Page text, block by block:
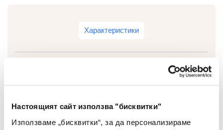
Настоящият сайт използва "бисквитки"
Използваме „бисквитки“, за да персонализираме
Характеристики
Тип Ластик
Цвят Кафяв